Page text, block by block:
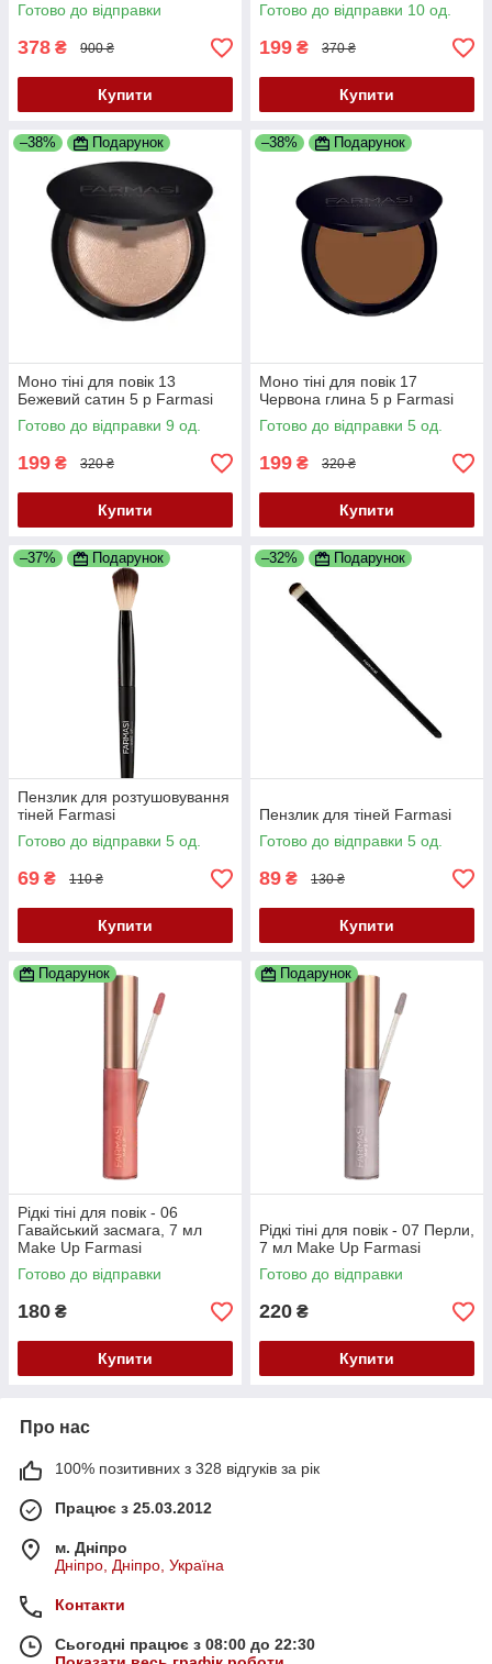
Готово до відправки
378 ₴ 900 ₴
Купити
Готово до відправки 10 од.
199 ₴ 370 ₴
Купити
–38% Подарунок
Моно тіні для повік 13
Бежевий сатин 5 р Farmasi
Готово до відправки 9 од.
199 ₴ 320 ₴
Купити
–38% Подарунок
Моно тіні для повік 17
Червона глина 5 р Farmasi
Готово до відправки 5 од.
199 ₴ 320 ₴
Купити
–37% Подарунок
Пензлик для розтушовування
тіней Farmasi
Готово до відправки 5 од.
69 ₴ 110 ₴
Купити
–32% Подарунок
Пензлик для тіней Farmasi
Готово до відправки 5 од.
89 ₴ 130 ₴
Купити
Подарунок
Рідкі тіні для повік - 06
Гавайський засмага, 7 мл
Make Up Farmasi
Готово до відправки
180 ₴
Купити
Подарунок
Рідкі тіні для повік - 07 Перли,
7 мл Make Up Farmasi
Готово до відправки
220 ₴
Купити
Про нас
100% позитивних з 328 відгуків за рік
Працює з 25.03.2012
м. Дніпро
Дніпро, Дніпро, Україна
Контакти
Сьогодні працює з 08:00 до 22:30